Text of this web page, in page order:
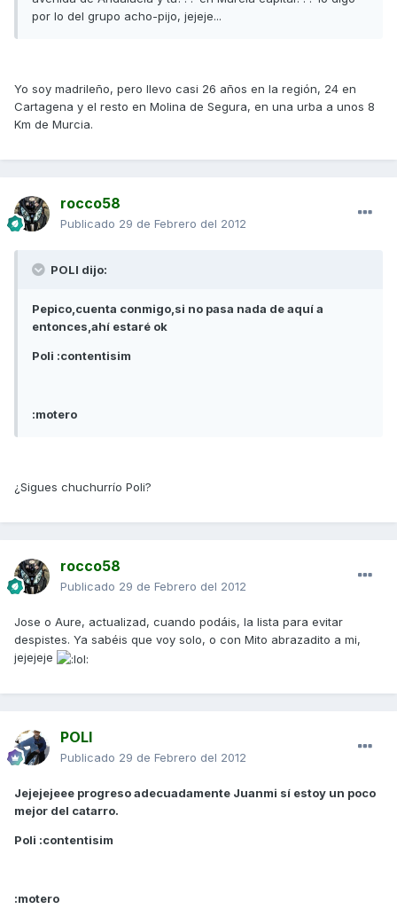
por lo del grupo acho-pijo, jejeje...
Yo soy madrileño, pero llevo casi 26 años en la región, 24 en
Cartagena y el resto en Molina de Segura, en una urba a unos 8
Km de Murcia.
rocco58
Publicado 29 de Febrero del 2012
POLI dijo:
Pepico,cuenta conmigo,si no pasa nada de aquí a
entonces,ahí estaré ok
Poli :contentisim
:motero
¿Sigues chuchurrío Poli?
rocco58
Publicado 29 de Febrero del 2012
Jose o Aure, actualizad, cuando podáis, la lista para evitar
despistes. Ya sabéis que voy solo, o con Mito abrazadito a mi,
jejejeje
POLI
Publicado 29 de Febrero del 2012
Jejejejeee progreso adecuadamente Juanmi sí estoy un poco
mejor del catarro.
Poli :contentisim
:motero